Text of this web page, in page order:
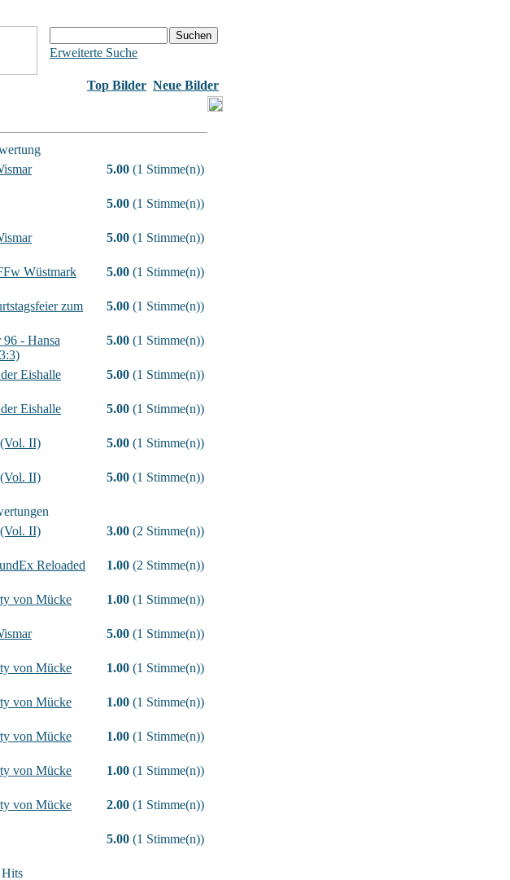
Erweiterte Suche
Top Bilder Neue Bilder
5.00 (1 Stimme(n))
5.00 (1 Stimme(n))
5.00 (1 Stimme(n))
Wüstmark 5.00 (1 Stimme(n))
zum
5.00 (1 Stimme(n))
- Hansa
5.00 (1 Stimme(n))
Eishalle 5.00 (1 Stimme(n))
Eishalle 5.00 (1 Stimme(n))
II) 5.00 (1 Stimme(n))
II) 5.00 (1 Stimme(n))
II) 3.00 (2 Stimme(n))
Reloaded 1.00 (2 Stimme(n))
von Mücke 1.00 (1 Stimme(n))
5.00 (1 Stimme(n))
von Mücke 1.00 (1 Stimme(n))
von Mücke 1.00 (1 Stimme(n))
von Mücke 1.00 (1 Stimme(n))
von Mücke 1.00 (1 Stimme(n))
von Mücke 2.00 (1 Stimme(n))
5.00 (1 Stimme(n))